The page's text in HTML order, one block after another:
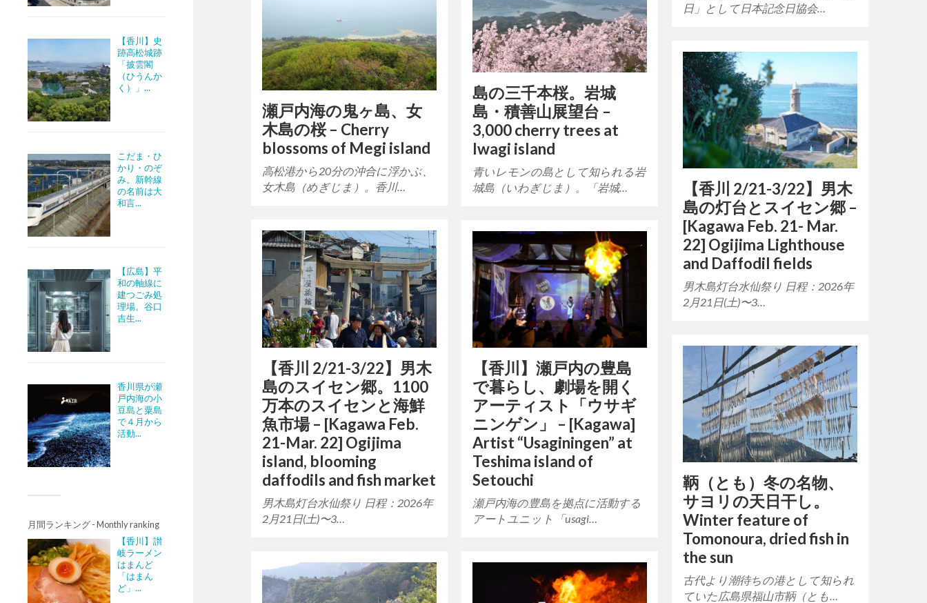
【香川】史
跡高松城跡
「披雲閣
（ひうんか
く）」...
こだま・ひ
かり・のぞ
み。新幹線
の名前は大
和言...
【広島】平
和の軸線に
建つごみ処
理場。谷口
吉生...
香川県が瀬
戸内海の小
豆島と粟島
で４月から
活動...
月間ランキング - Monthly ranking
【香川】讃
岐ラーメン
はまんど
「はまん
ど」...
日」として日本記念日協会…
島の三千本桜。岩城
島・積善山展望台 –
3,000 cherry trees at
Iwagi island
青いレモンの島として知られる岩
城島（いわぎじま）。「岩城…
瀬戸内海の鬼ヶ島、女
木島の桜 – Cherry
blossoms of Megi island
高松港から20分の沖合に浮かぶ、
女木島（めぎじま）。香川…
【香川 2/21-3/22】男木
島の灯台とスイセン郷 –
[Kagawa Feb. 21- Mar.
22] Ogijima Lighthouse
and Daffodil fields
男木島灯台水仙祭り 日程：2026年
2月21日(土)〜3…
【香川 2/21-3/22】男木
島のスイセン郷。1100
万本のスイセンと海鮮
魚市場 – [Kagawa Feb.
21-Mar. 22] Ogijima
island, blooming
daffodils and fish market
男木島灯台水仙祭り 日程：2026年
2月21日(土)〜3…
【香川】瀬戸内の豊島
で暮らし、劇場を開く
アーティスト「ウサギ
ニンゲン」 – [Kagawa]
Artist “Usaginingen” at
Teshima island of
Setouchi
瀬戸内海の豊島を拠点に活動する
アートユニット「usagi…
鞆（とも）冬の名物、
サヨリの天日干し。
Winter feature of
Tomonoura, dried fish in
the sun
古代より潮待ちの港として知られ
ていた広島県福山市鞆（とも…